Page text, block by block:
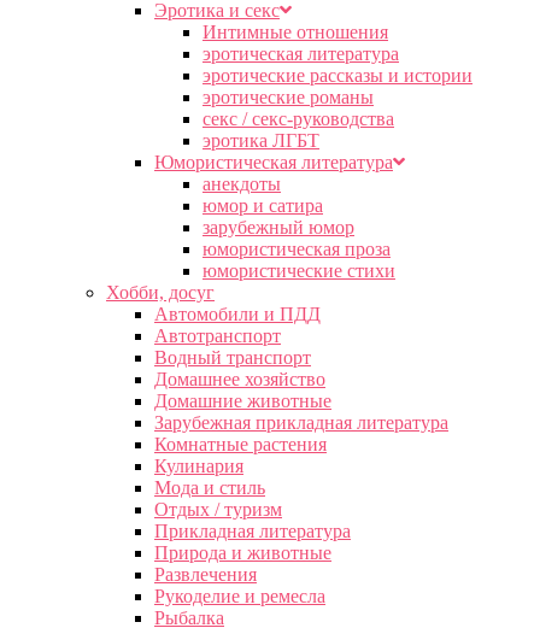
Эротика и секс
Интимные отношения
эротическая литература
эротические рассказы и истории
эротические романы
секс / секс-руководства
эротика ЛГБТ
Юмористическая литература
анекдоты
юмор и сатира
зарубежный юмор
юмористическая проза
юмористические стихи
Хобби, досуг
Автомобили и ПДД
Автотранспорт
Водный транспорт
Домашнее хозяйство
Домашние животные
Зарубежная прикладная литература
Комнатные растения
Кулинария
Мода и стиль
Отдых / туризм
Прикладная литература
Природа и животные
Развлечения
Рукоделие и ремесла
Рыбалка